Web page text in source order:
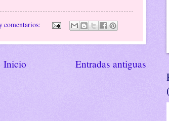
comentarios:
Entradas antiguas
Inicio